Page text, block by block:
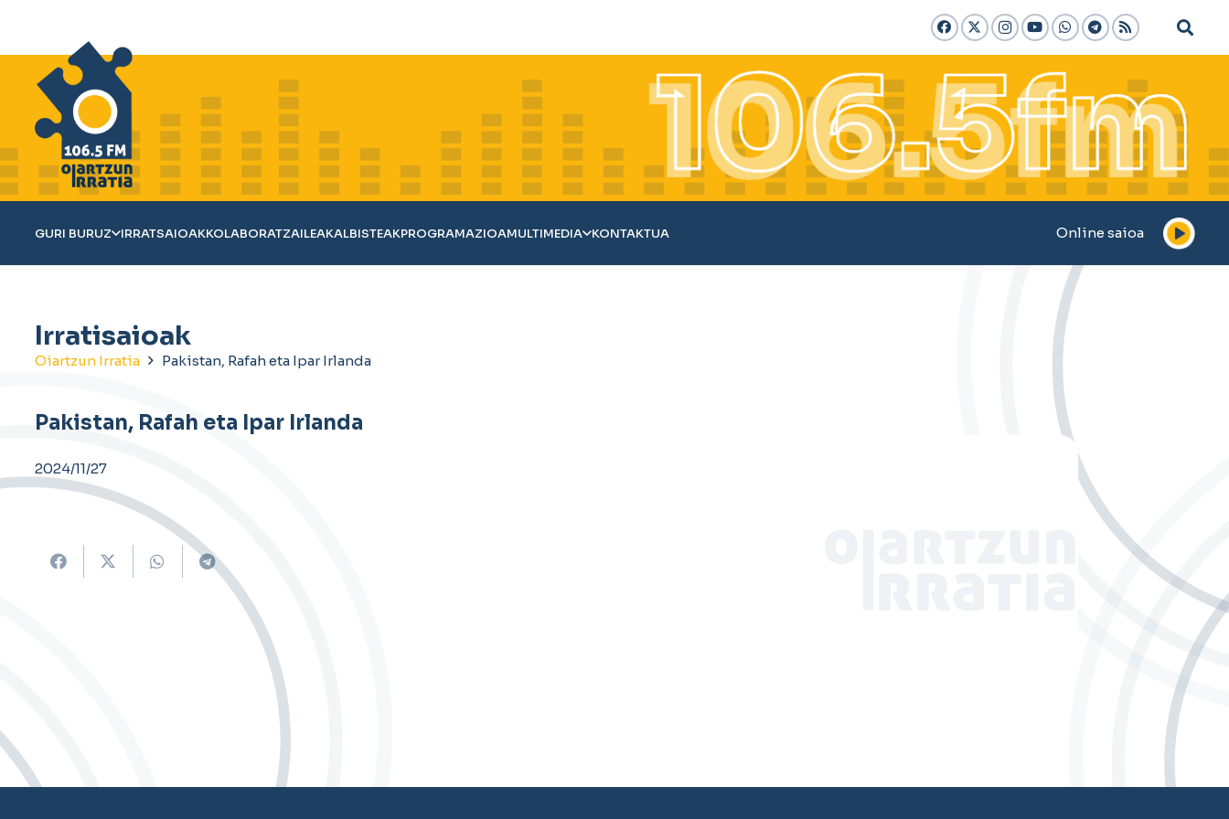
GURI BURUZ IRRATSAIOAKKOLABORATZAILEAKALBISTEAKPROGRAMAZIOAMULTIMEDIA KONTAKTUA Online saioa
Irratisaioak
Oiartzun Irratia Pakistan, Rafah eta Ipar Irlanda
Pakistan, Rafah eta Ipar Irlanda
2024/11/27